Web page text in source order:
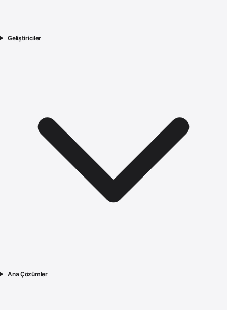
Geliştiriciler
Ana Çözümler